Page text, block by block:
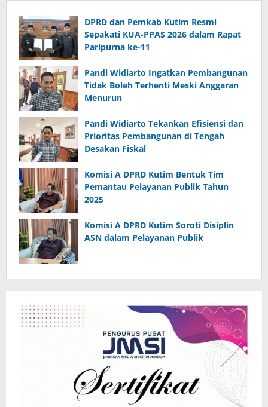
DPRD dan Pemkab Kutim Resmi
Sepakati KUA-PPAS 2026 dalam Rapat
Paripurna ke-11
Pandi Widiarto Ingatkan Pembangunan
Tidak Boleh Terhenti Meski Anggaran
Menurun
Pandi Widiarto Tekankan Efisiensi dan
Prioritas Pembangunan di Tengah
Desakan Fiskal
Komisi A DPRD Kutim Bentuk Tim
Pemantau Pelayanan Publik Tahun
2025
Komisi A DPRD Kutim Soroti Disiplin
ASN dalam Pelayanan Publik